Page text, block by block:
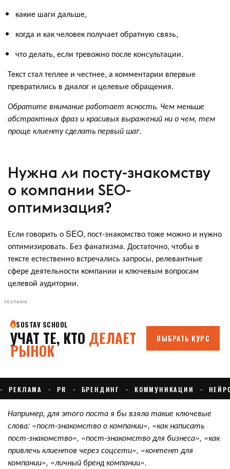
какие шаги дальше,
когда и как человек получает обратную связь,
что делать, если тревожно после консультации.
Текст стал теплее и честнее, а комментарии впервые
превратились в диалог и целевые обращения.
Обратите внимание работает ясность. Чем меньше
абстрактных фраз и красивых выражений ни о чем, тем
проще клиенту сделать первый шаг.
Нужна ли посту-знакомству
о компании SEO-
оптимизация?
Если говорить о SEO, пост-знакомство тоже можно и нужно
оптимизировать. Без фанатизма. Достаточно, чтобы в
тексте естественно встречались запросы, релевантные
сфере деятельности компании и ключевым вопросам
целевой аудитории.
РЕКЛАМА
Например, для этого поста я бы взяла такие ключевые
слова: «пост-знакомство о компании», «как написать
пост-знакомство», «пост-знакомство для бизнеса», «как
привлечь клиентов через соцсети», «контент для
компании», «личный бренд компании».